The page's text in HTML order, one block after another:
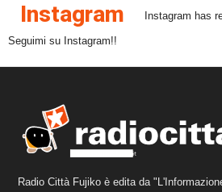
Instagram Instagram has
Seguimi su Instagram!!
Radio Città Fujiko è edita da